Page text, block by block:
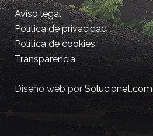
Aviso legal
Política de privacidad
Política de cookies
Transparencia
Diseño web porSolucionet.com